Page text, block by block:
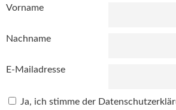
Vorname
Nachname
E-Mailadresse
Ja, ich stimme der